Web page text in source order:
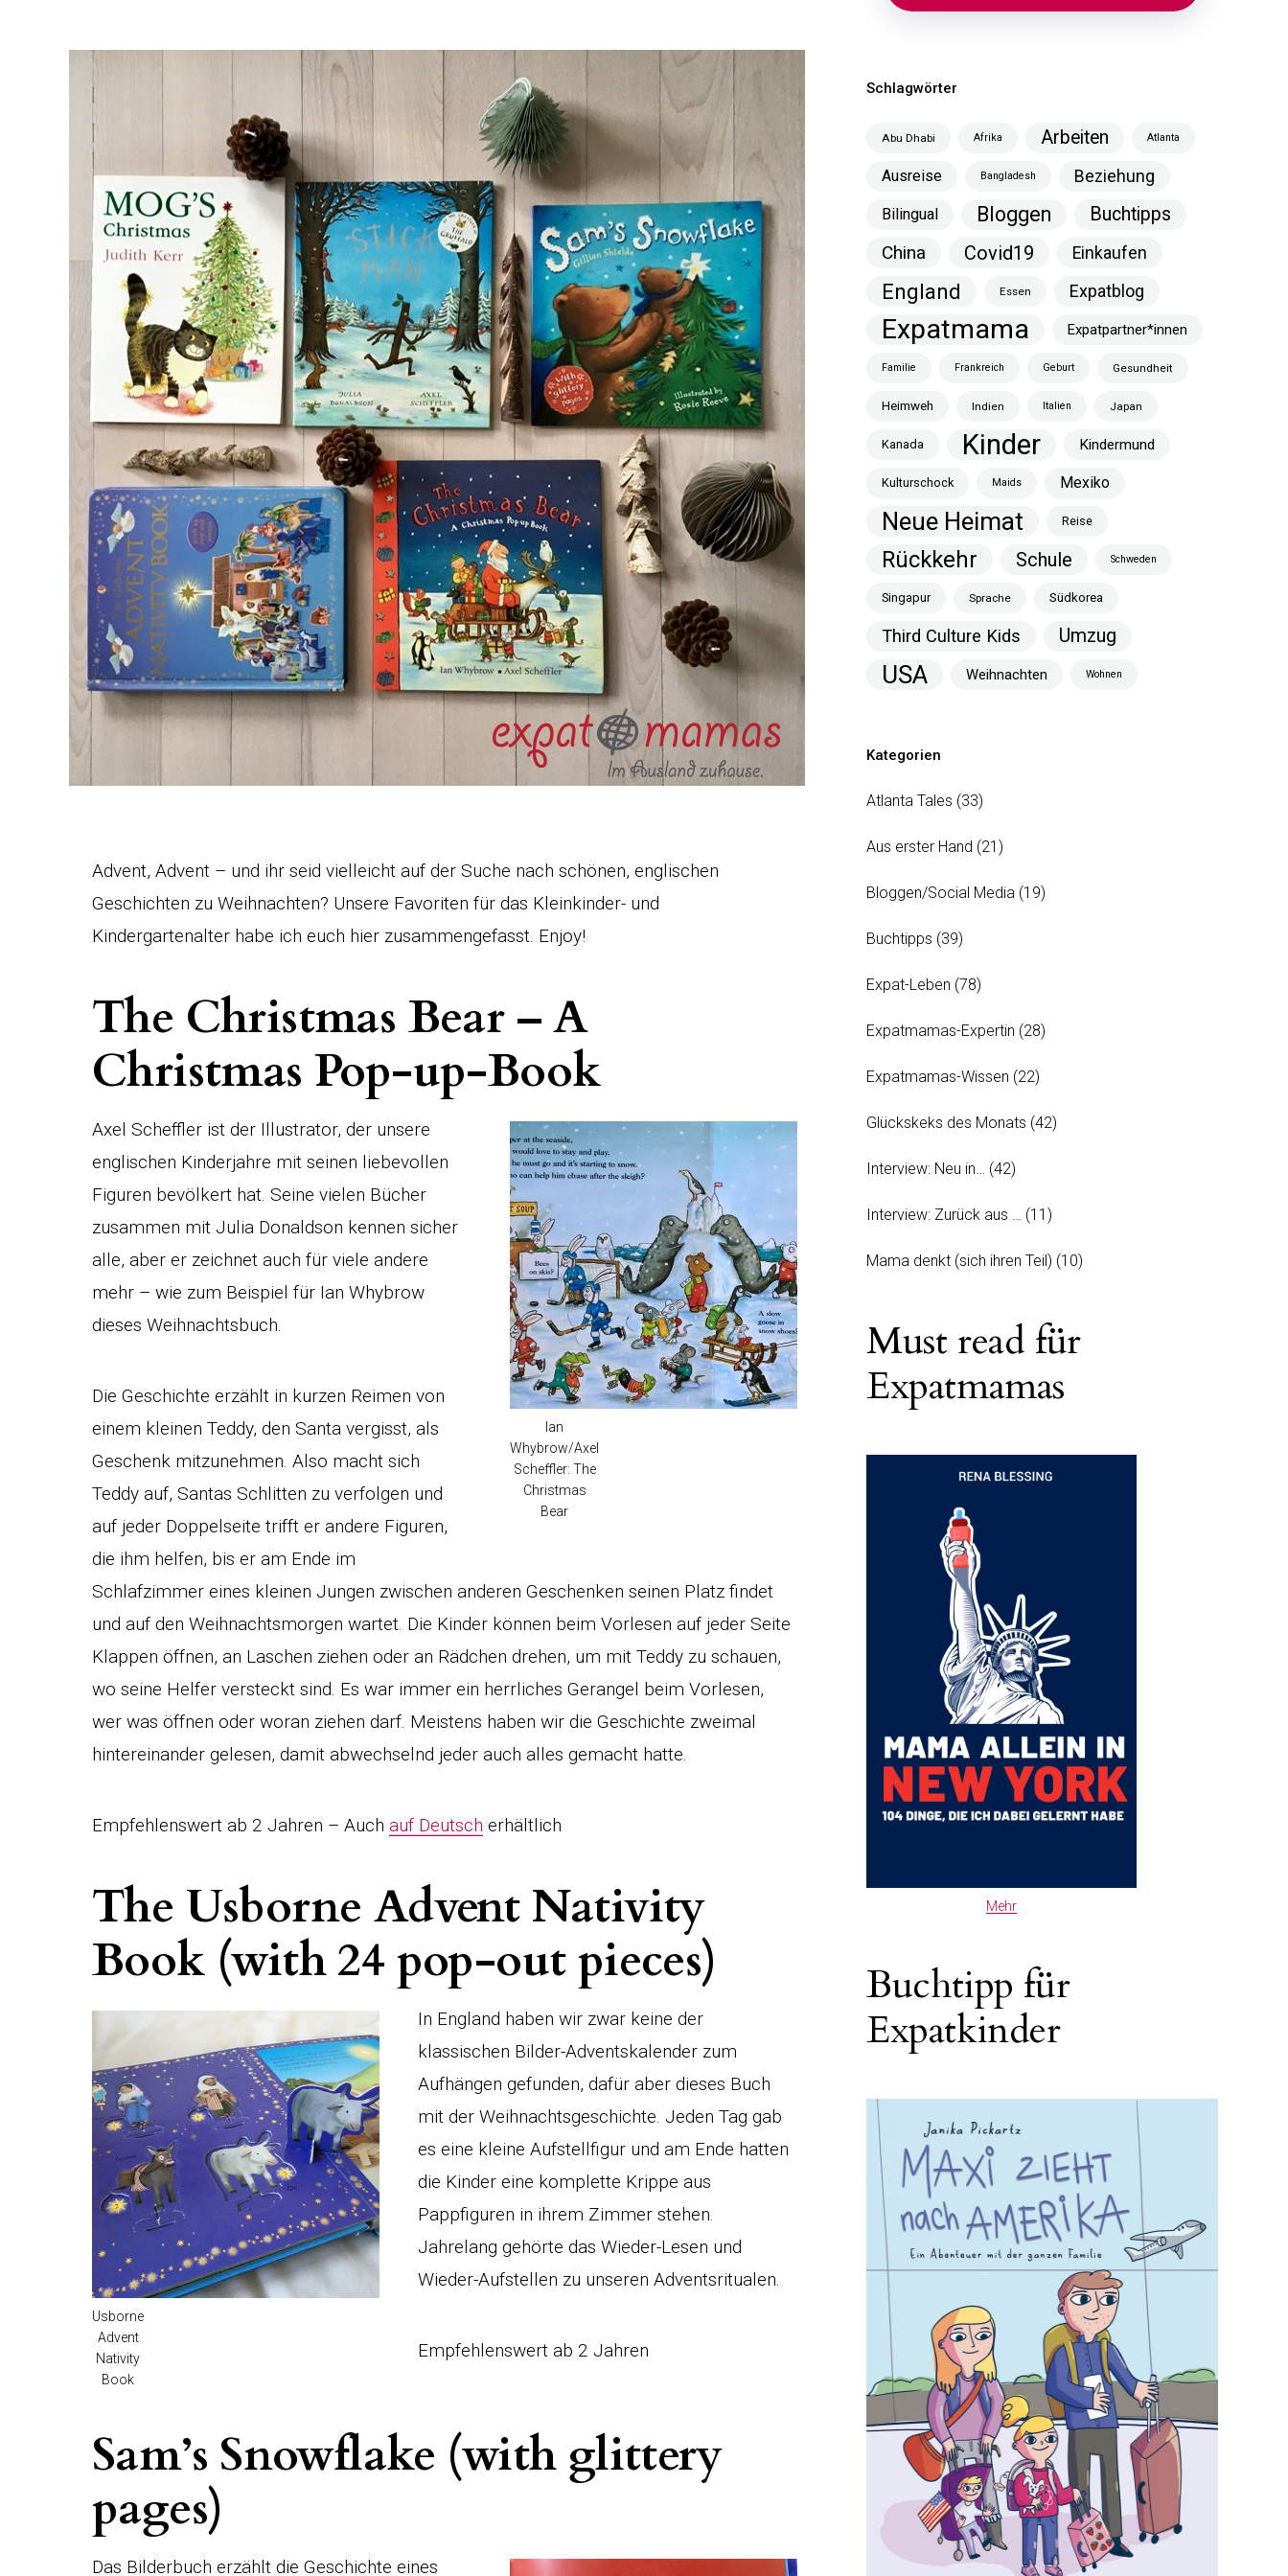
Advent, Advent – und ihr seid vielleicht auf der Suche nach schönen, englischen
Geschichten zu Weihnachten? Unsere Favoriten für das Kleinkinder- und
Kindergartenalter habe ich euch hier zusammengefasst. Enjoy!
The Christmas Bear – A
Christmas Pop-up-Book
Ian
Whybrow/Axel
Scheffler: The
Christmas
Bear
Axel Scheffler ist der Illustrator, der unsere
englischen Kinderjahre mit seinen liebevollen
Figuren bevölkert hat. Seine vielen Bücher
zusammen mit Julia Donaldson kennen sicher
alle, aber er zeichnet auch für viele andere
mehr – wie zum Beispiel für Ian Whybrow
dieses Weihnachtsbuch.
Die Geschichte erzählt in kurzen Reimen von
einem kleinen Teddy, den Santa vergisst, als
Geschenk mitzunehmen. Also macht sich
Teddy auf, Santas Schlitten zu verfolgen und
auf jeder Doppelseite trifft er andere Figuren,
die ihm helfen, bis er am Ende im
Schlafzimmer eines kleinen Jungen zwischen anderen Geschenken seinen Platz findet
und auf den Weihnachtsmorgen wartet. Die Kinder können beim Vorlesen auf jeder Seite
Klappen öffnen, an Laschen ziehen oder an Rädchen drehen, um mit Teddy zu schauen,
wo seine Helfer versteckt sind. Es war immer ein herrliches Gerangel beim Vorlesen,
wer was öffnen oder woran ziehen darf. Meistens haben wir die Geschichte zweimal
hintereinander gelesen, damit abwechselnd jeder auch alles gemacht hatte.
Empfehlenswert ab 2 Jahren – Auch auf Deutsch erhältlich
The Usborne Advent Nativity
Book (with 24 pop-out pieces)
Usborne
Advent
Nativity
Book
In England haben wir zwar keine der
klassischen Bilder-Adventskalender zum
Aufhängen gefunden, dafür aber dieses Buch
mit der Weihnachtsgeschichte. Jeden Tag gab
es eine kleine Aufstellfigur und am Ende hatten
die Kinder eine komplette Krippe aus
Pappfiguren in ihrem Zimmer stehen.
Jahrelang gehörte das Wieder-Lesen und
Wieder-Aufstellen zu unseren Adventsritualen.
Empfehlenswert ab 2 Jahren
Sam’s Snowflake (with glittery
pages)
Das Bilderbuch erzählt die Geschichte eines
Schlagwörter
Abu Dhabi Afrika Arbeiten Atlanta
Ausreise Bangladesh Beziehung
Bilingual Bloggen
Buchtipps
China
Covid19 Einkaufen
England Essen Expatblog
Expatmama Expatpartner*innen
Familie Frankreich Geburt Gesundheit
Heimweh Indien Italien Japan
Kanada Kinder Kindermund
Kulturschock Maids Mexiko
Neue Heimat Reise
Rückkehr Schule Schweden
Singapur Sprache Südkorea
Third Culture Kids Umzug
USA Weihnachten Wohnen
Kategorien
Atlanta Tales (33)
Aus erster Hand (21)
Bloggen/Social Media (19)
Buchtipps (39)
Expat-Leben (78)
Expatmamas-Expertin (28)
Expatmamas-Wissen (22)
Glückskeks des Monats (42)
Interview: Neu in… (42)
Interview: Zurück aus … (11)
Mama denkt (sich ihren Teil) (10)
Must read für
Expatmamas
Mehr
Buchtipp für
Expatkinder